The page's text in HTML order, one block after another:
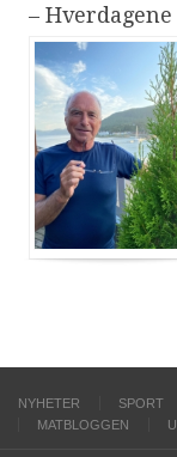
–
NYHETER SPORT
MATBLOGGEN